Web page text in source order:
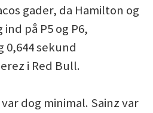
gader, da Hamilton og
på P5 og P6,
0,644 sekund
i Red Bull.
dog minimal. Sainz var